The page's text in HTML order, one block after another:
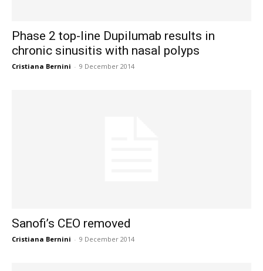
Phase 2 top-line Dupilumab results in
chronic sinusitis with nasal polyps
Cristiana Bernini - 9 December 2014
Sanofi’s CEO removed
Cristiana Bernini - 9 December 2014